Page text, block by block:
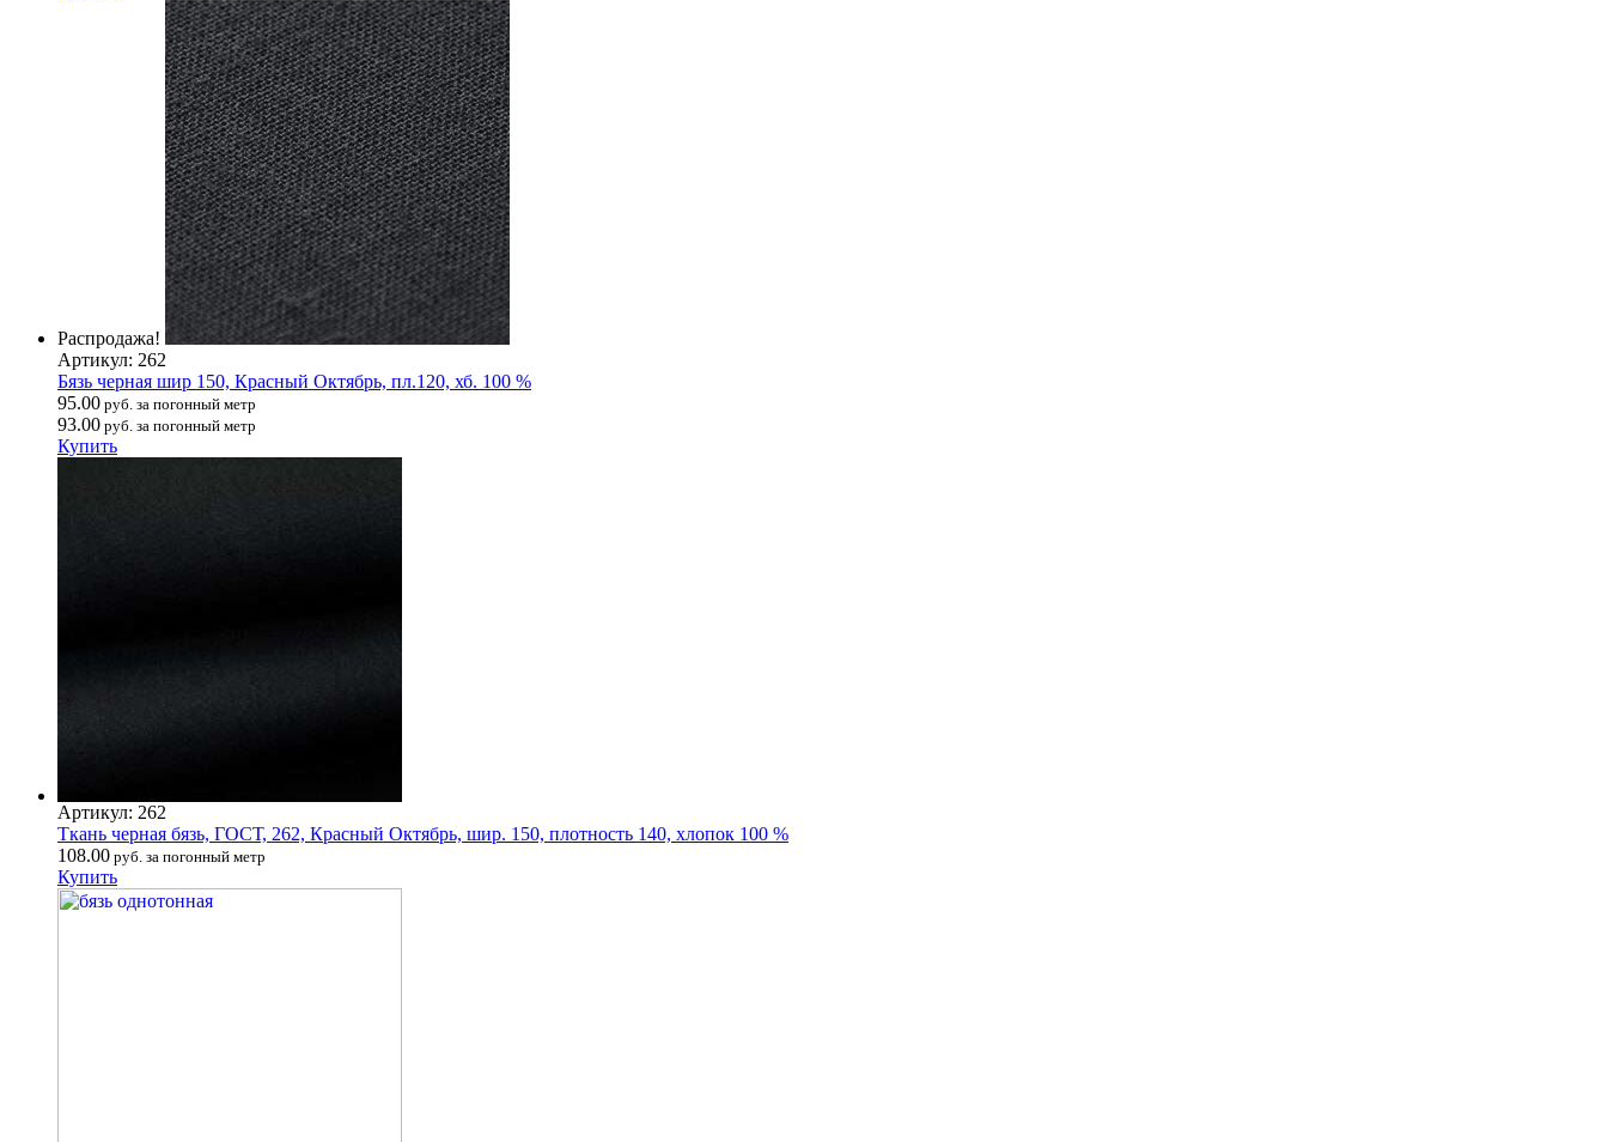
Распродажа!
Артикул: 262
Бязь черная шир 150, Красный Октябрь, пл.120, хб. 100 %
95.00 руб. за погонный метр
93.00 руб. за погонный метр
Купить
Артикул: 262
Ткань черная бязь, ГОСТ, 262, Красный Октябрь, шир. 150, плотность 140, хлопок 100 %
108.00 руб. за погонный метр
Купить